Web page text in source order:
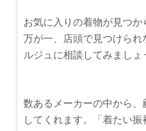
お気に入りの着物が見つか
万が一、店頭で見つけら
ルジュに相談してみましょ
数あるメーカーの中から
してくれます。「着たい